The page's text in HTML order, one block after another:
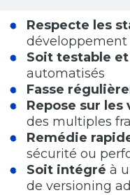
Respecte les
développement
Soit testable
automatisés
Fasse
Repose sur les
des multiples
Remédie
sécurité ou
Soit intégré à
de versioning